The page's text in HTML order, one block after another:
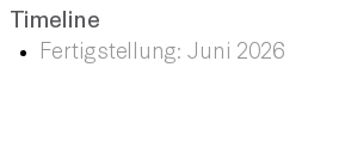
Timeline
Fertigstellung: Juni 2026